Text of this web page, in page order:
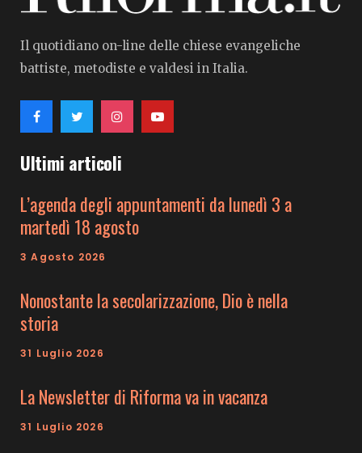
Il quotidiano on-line delle chiese evangeliche
battiste, metodiste e valdesi in Italia.
Ultimi articoli
L’agenda degli appuntamenti da lunedì 3 a
martedì 18 agosto
3 Agosto 2026
Nonostante la secolarizzazione, Dio è nella
storia
31 Luglio 2026
La Newsletter di Riforma va in vacanza
31 Luglio 2026